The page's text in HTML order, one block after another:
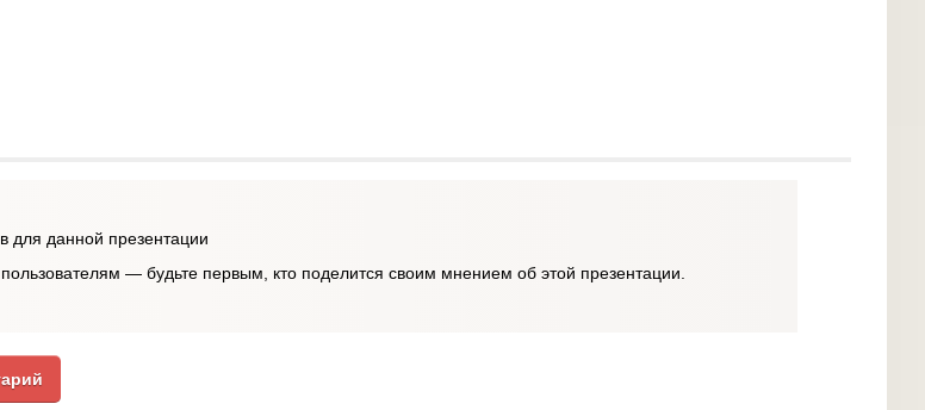
для данной презентации
— будьте первым, кто поделится своим мнением об этой презентации.